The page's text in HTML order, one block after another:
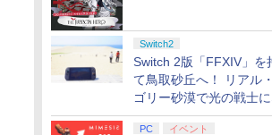
Switch2
Switch 2版「FFXIV」を
て鳥取砂丘へ！ リアル
ゴリー砂漠で光の戦士に
てみた
PC
イベント